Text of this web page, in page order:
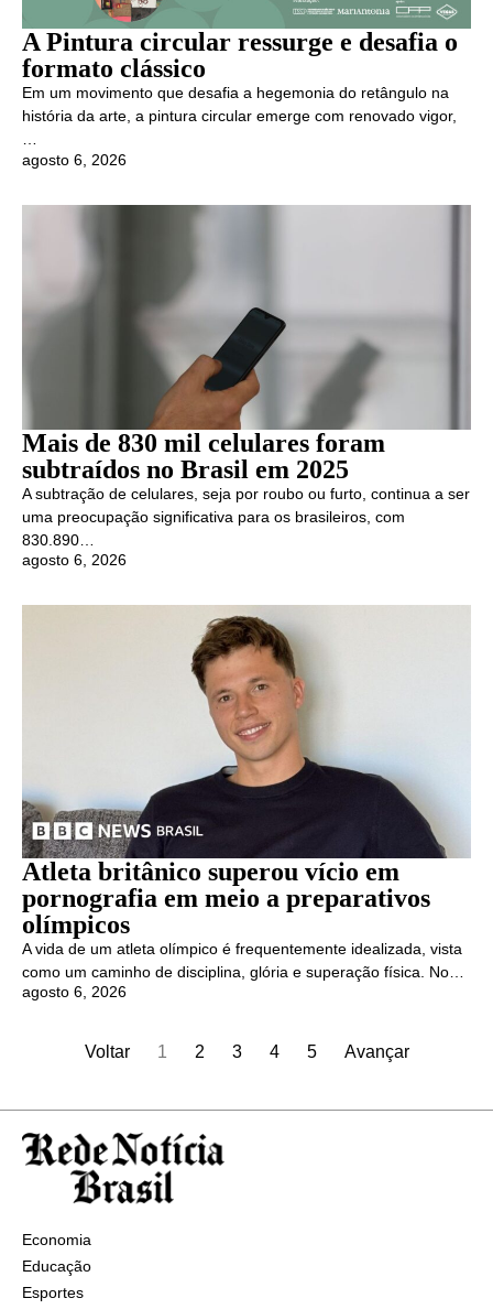
A Pintura circular ressurge e desafia o
formato clássico
Em um movimento que desafia a hegemonia do retângulo na
história da arte, a pintura circular emerge com renovado vigor,
…
agosto 6, 2026
Mais de 830 mil celulares foram
subtraídos no Brasil em 2025
A subtração de celulares, seja por roubo ou furto, continua a ser
uma preocupação significativa para os brasileiros, com
830.890…
agosto 6, 2026
Atleta britânico superou vício em
pornografia em meio a preparativos
olímpicos
A vida de um atleta olímpico é frequentemente idealizada, vista
como um caminho de disciplina, glória e superação física. No…
agosto 6, 2026
Voltar 1 2 3 4 5 Avançar
Economia
Educação
Esportes